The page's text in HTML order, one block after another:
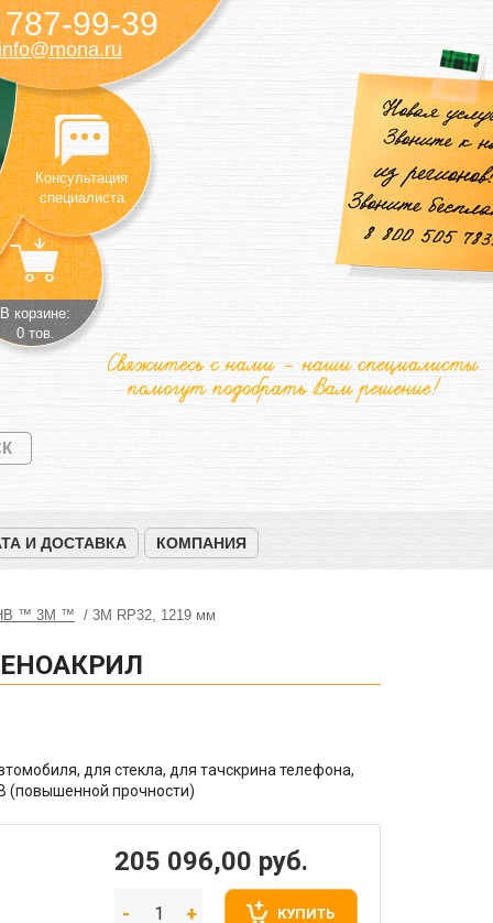
99-39
Консультация
специалиста
В корзине:
0 тов.
И ДОСТАВКА КОМПАНИЯ
™ 3M ™ 3M RP32, 1219 мм
для стекла, для тачскрина телефона,
(повышенной прочности)
205 096,00 руб.
КУПИТЬ